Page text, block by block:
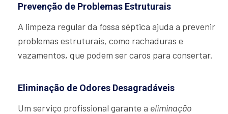
Prevenção de Problemas Estruturais
A limpeza regular da fossa séptica ajuda a prevenir
problemas estruturais, como rachaduras e
vazamentos, que podem ser caros para consertar.
Eliminação de Odores Desagradáveis
Um serviço profissional garante a eliminação